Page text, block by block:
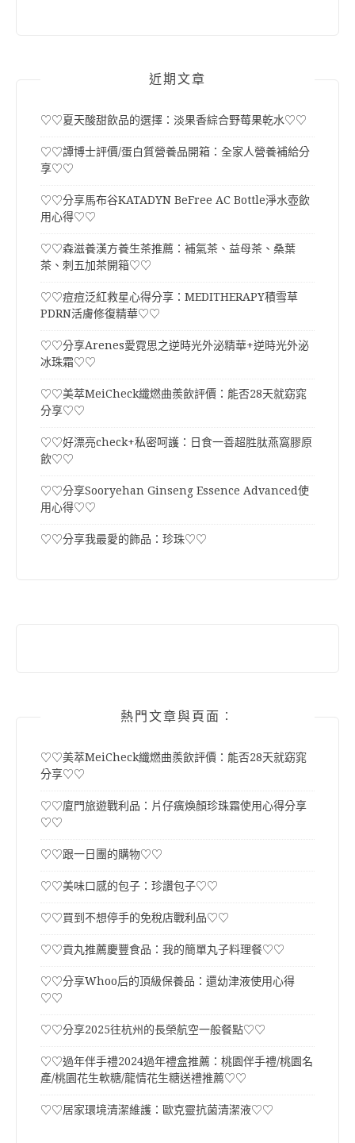
近期文章
♡♡夏天酸甜飲品的選擇：淡果香綜合野莓果乾水♡♡
♡♡譚博士評價/蛋白質營養品開箱：全家人營養補給分
享♡♡
♡♡分享馬布谷KATADYN BeFree AC Bottle淨水壺飲
用心得♡♡
♡♡森滋養漢方養生茶推薦：補氣茶、益母茶、桑葉
茶、刺五加茶開箱♡♡
♡♡痘痘泛紅救星心得分享：MEDITHERAPY積雪草
PDRN活膚修復精華♡♡
♡♡分享Arenes愛霓思之逆時光外泌精華+逆時光外泌
冰珠霜♡♡
♡♡美萃MeiCheck纖燃曲羨飲評價：能否28天就窈窕
分享♡♡
♡♡好漂亮check+私密呵護：日食一善超胜肽燕窩膠原
飲♡♡
♡♡分享Sooryehan Ginseng Essence Advanced使
用心得♡♡
♡♡分享我最愛的飾品：珍珠♡♡
熱門文章與頁面︰
♡♡美萃MeiCheck纖燃曲羨飲評價：能否28天就窈窕
分享♡♡
♡♡廈門旅遊戰利品：片仔癀煥顏珍珠霜使用心得分享
♡♡
♡♡跟一日團的購物♡♡
♡♡美味口感的包子：珍讚包子♡♡
♡♡買到不想停手的免稅店戰利品♡♡
♡♡貢丸推薦慶豐食品：我的簡單丸子料理餐♡♡
♡♡分享Whoo后的頂級保養品：還幼津液使用心得
♡♡
♡♡分享2025往杭州的長榮航空一般餐點♡♡
♡♡過年伴手禮2024過年禮盒推薦：桃園伴手禮/桃園名
產/桃園花生軟糖/龍情花生糖送禮推薦♡♡
♡♡居家環境清潔維護：歐克靈抗菌清潔液♡♡